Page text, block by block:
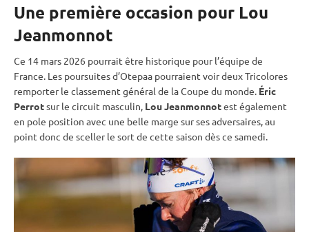
Une première occasion pour Lou
Jeanmonnot
Ce 14 mars 2026 pourrait être historique pour l’équipe de
France. Les poursuites d’Otepaa pourraient voir deux Tricolores
remporter le classement général de laCoupe du monde. Éric
Perrotsur le circuit masculin, Lou Jeanmonnotest également
en pole position avec une belle marge sur ses adversaires, au
point donc de sceller le sort de cette saison dès ce samedi.